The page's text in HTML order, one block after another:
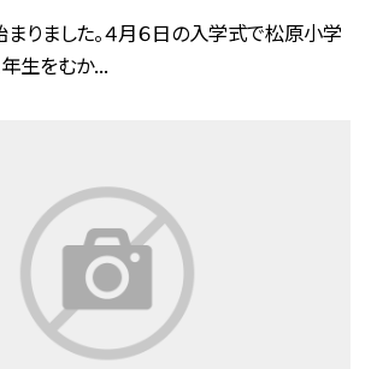
りました。４月６日の入学式で松原小学
生をむか...